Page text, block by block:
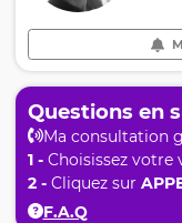
Questions en
Ma consultation
1 -Choisissez votre
2 -Cliquez sur
F.A.Q